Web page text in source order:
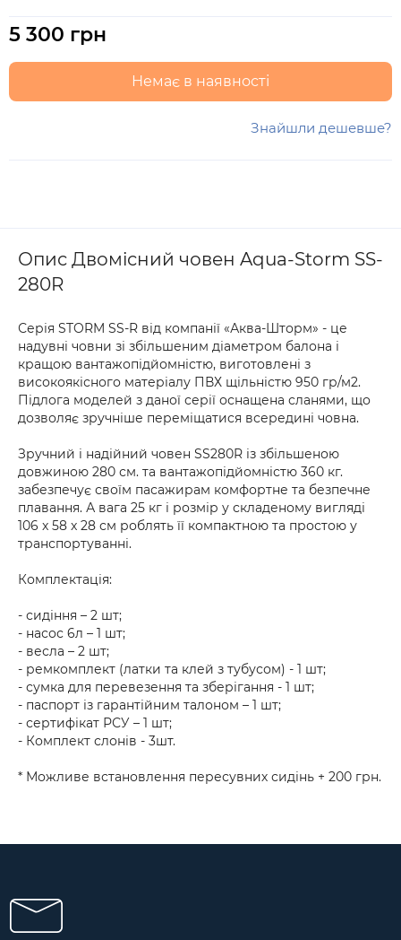
5 300 грн
Немає в наявності
Знайшли дешевше?
Опис Двомісний човен Aqua-Storm SS-
280R
Серія STORM SS-R від компанії «Аква-Шторм» - це
надувні човни зі збільшеним діаметром балона і
кращою вантажопідйомністю, виготовлені з
високоякісного матеріалу ПВХ щільністю 950 гр/м2.
Підлога моделей з даної серії оснащена сланями, що
дозволяє зручніше переміщатися всередині човна.
Зручний і надійний човен SS280R із збільшеною
довжиною 280 см. та вантажопідйомністю 360 кг.
забезпечує своїм пасажирам комфортне та безпечне
плавання. А вага 25 кг і розмір у складеному вигляді
106 x 58 x 28 см роблять її компактною та простою у
транспортуванні.
Комплектація:
- сидіння – 2 шт;
- насос 6л – 1 шт;
- весла – 2 шт;
- ремкомплект (латки та клей з тубусом) - 1 шт;
- сумка для перевезення та зберігання - 1 шт;
- паспорт із гарантійним талоном – 1 шт;
- сертифікат РСУ – 1 шт;
- Комплект слонів - 3шт.
* Можливе встановлення пересувних сидінь + 200 грн.